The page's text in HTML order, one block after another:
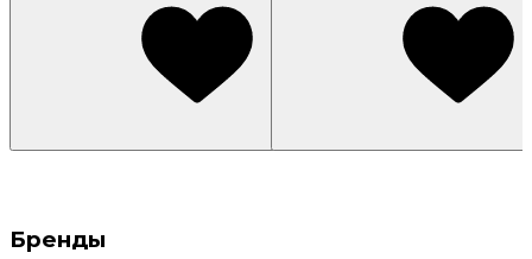
Бренды